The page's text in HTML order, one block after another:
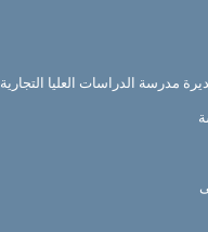
مدرسة الدراسات العليا التجارية